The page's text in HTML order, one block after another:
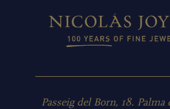
Passeig del Born, 18. Palma